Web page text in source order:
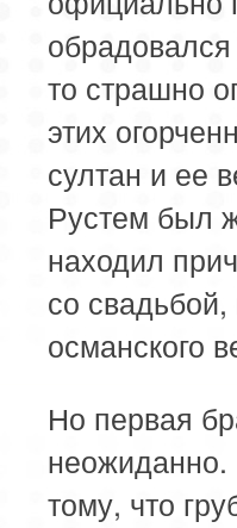
то страшно
этих
султан и ее
Рустем был
находил
со
османского
Но первая
неожиданно.
тому, что